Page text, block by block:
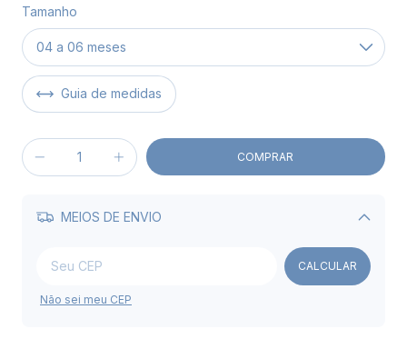
Tamanho
Guia de medidas
MEIOS DE ENVIO
Alterar CEP
CALCULAR
Não sei meu CEP